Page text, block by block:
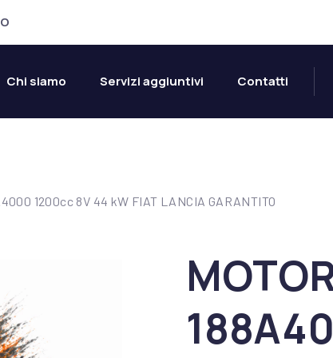
Chi siamo Servizi aggiuntivi Contatti
1200cc 8V 44 kW FIAT LANCIA GARANTITO